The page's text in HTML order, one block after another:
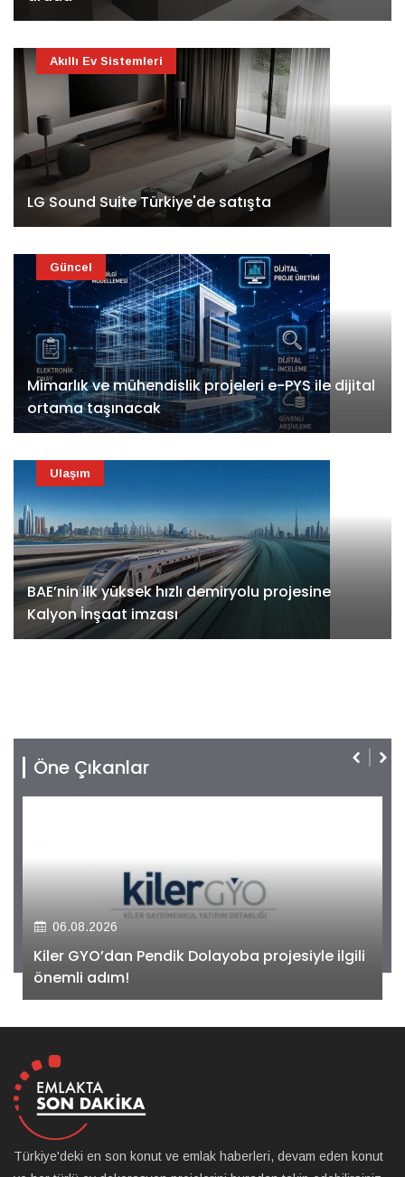
LG Sound Suite Türkiye'de satışta
Akıllı Ev Sistemleri
Mimarlık ve mühendislik projeleri e-PYS ile dijital
ortama taşınacak
Güncel
BAE’nin ilk yüksek hızlı demiryolu projesine
Kalyon İnşaat imzası
Ulaşım
Öne Çıkanlar
06.08.2026
Kiler GYO’dan Pendik Dolayoba projesiyle ilgili
önemli adım!
Türkiye'deki en son konut ve emlak haberleri, devam eden konut